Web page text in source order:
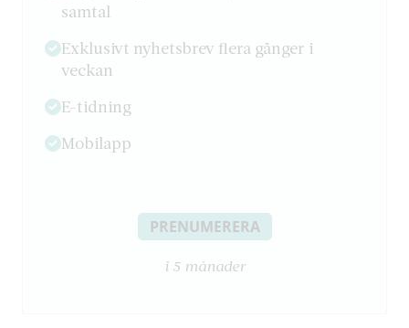
samtal
Exklusivt nyhetsbrev flera gånger i
veckan
E-tidning
Mobilapp
PRENUMERERA
i 5 månader